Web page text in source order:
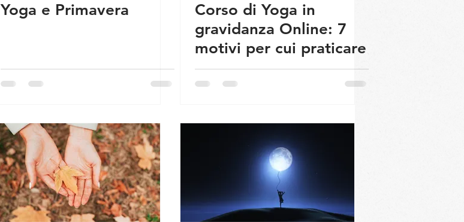
Yoga e Primavera
Corso di Yoga in
gravidanza Online: 7
motivi per cui praticare